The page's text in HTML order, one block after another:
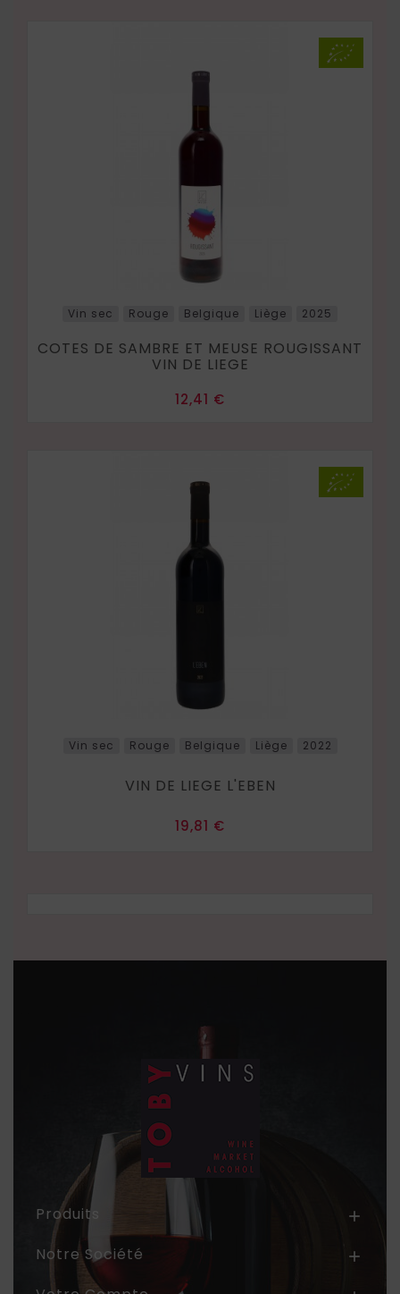
Vin sec Rouge Belgique Liège 2025
COTES DE SAMBRE ET MEUSE ROUGISSANT
VIN DE LIEGE
Prix
12,41 €
Vin sec Rouge Belgique Liège 2022
VIN DE LIEGE L'EBEN
Prix
19,81 €
Produits 
Notre Société 